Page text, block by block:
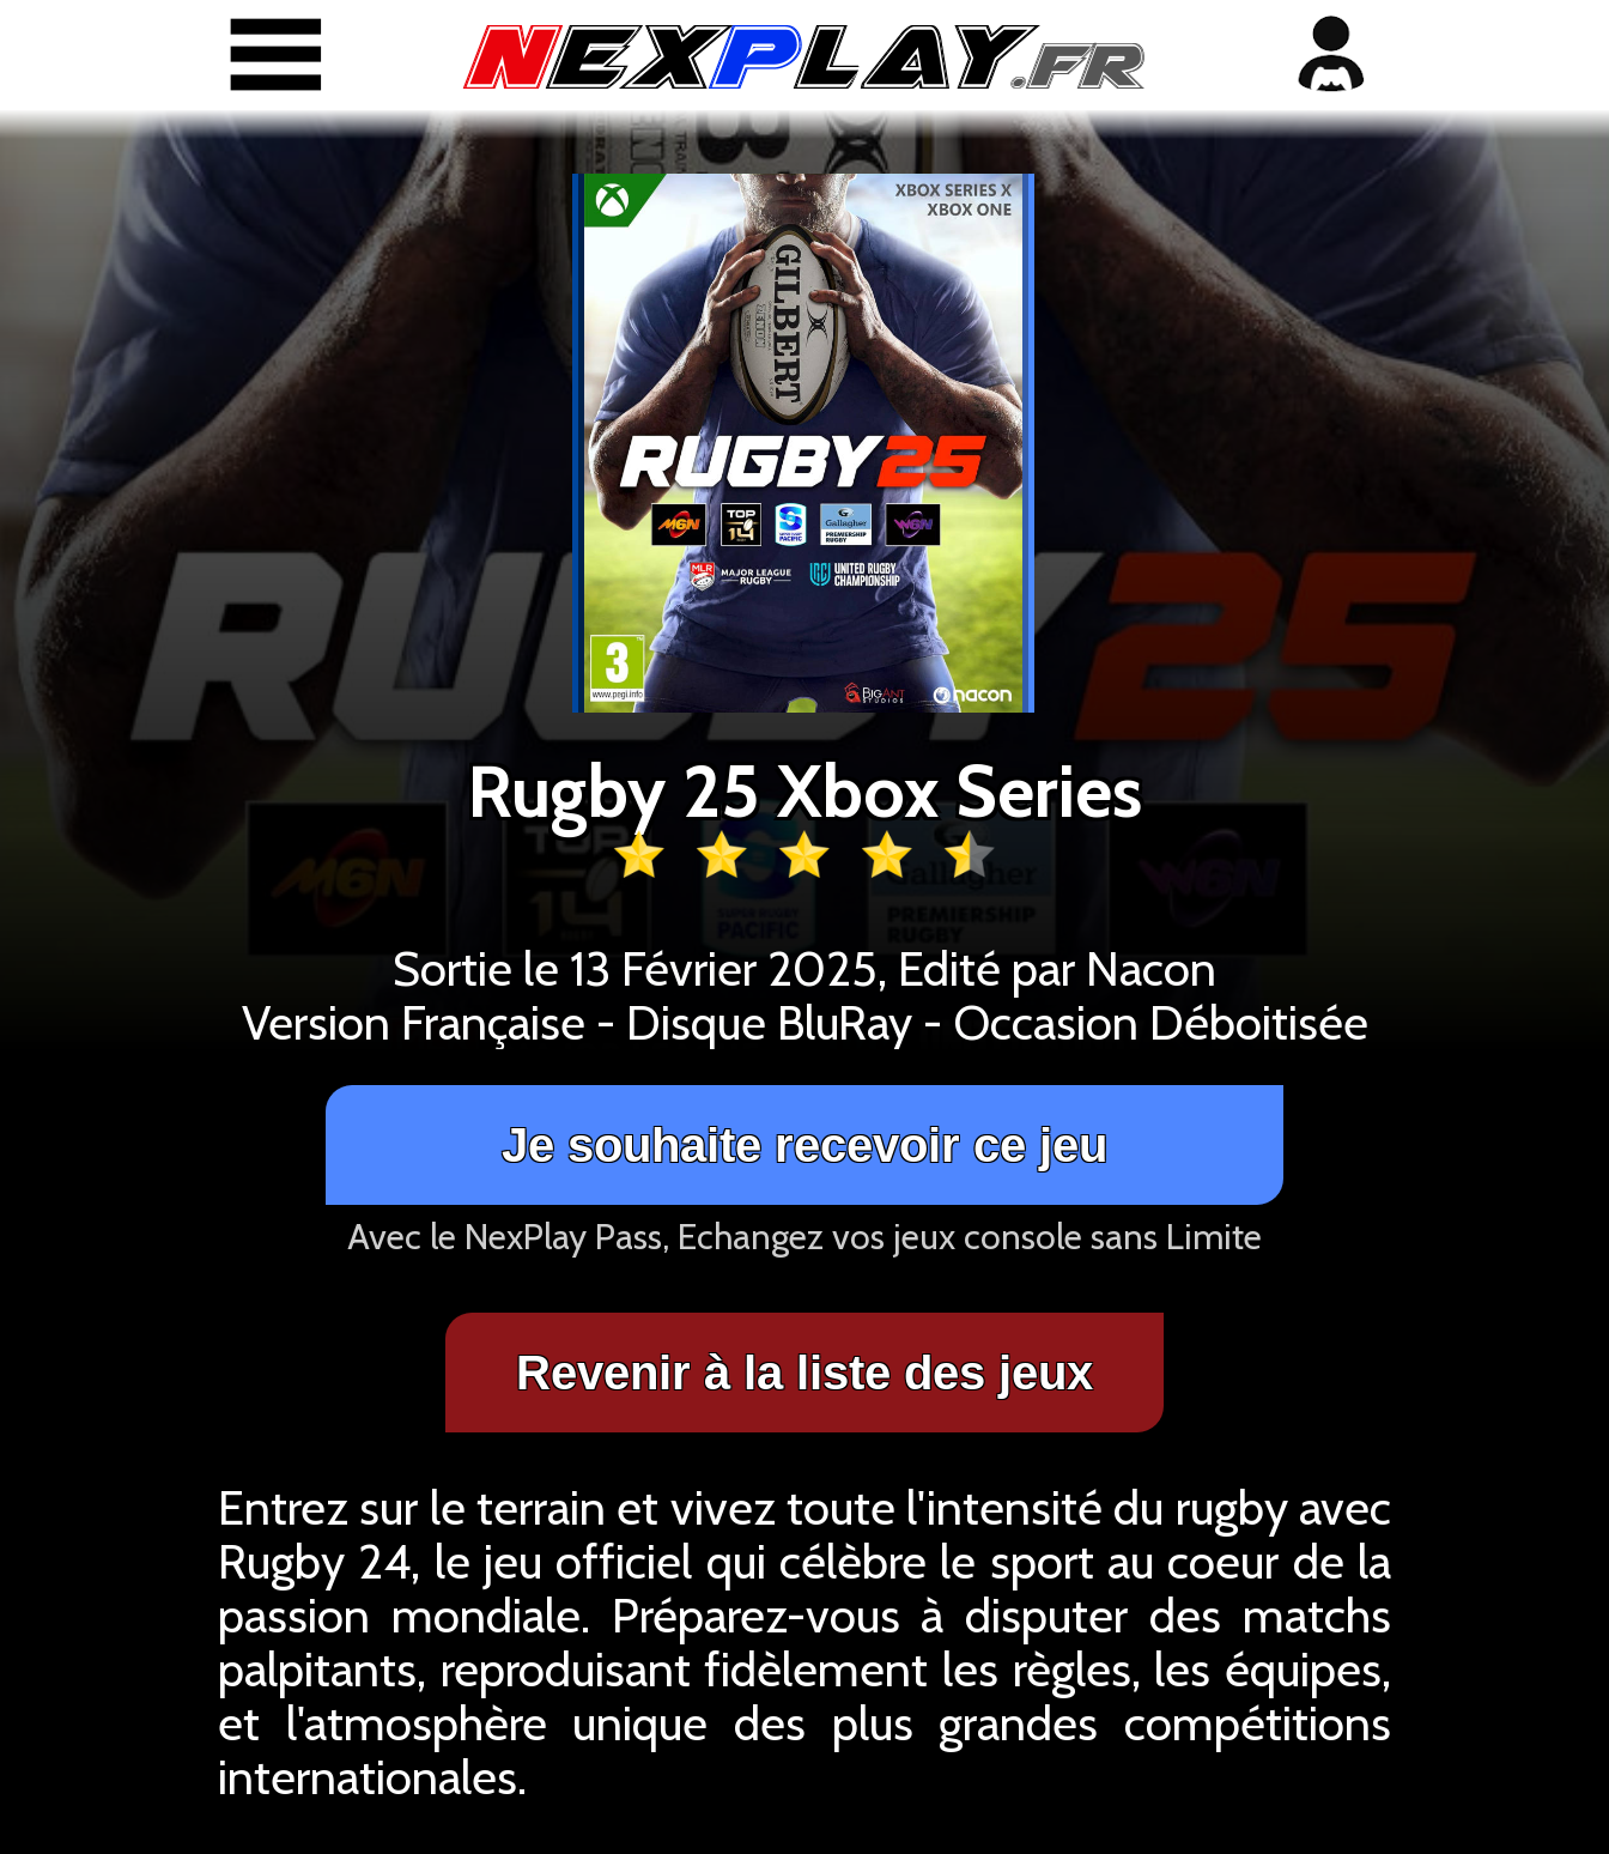
Rugby 25 Xbox Series
Sortie le 13 Février 2025, Edité par Nacon
Version Française - Disque BluRay - Occasion Déboitisée
Je souhaite recevoir ce jeu
Avec le NexPlay Pass, Echangez vos jeux console sans Limite
Revenir à la liste des jeux
Entrez sur le terrain et vivez toute l'intensité du rugby avec
Rugby 24, le jeu officiel qui célèbre le sport au coeur de la
passion mondiale. Préparez-vous à disputer des matchs
palpitants, reproduisant fidèlement les règles, les équipes,
et l'atmosphère unique des plus grandes compétitions
internationales.